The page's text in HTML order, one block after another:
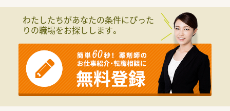
■1店舗2ライン制により専門業務を分担しているので、日用雑
貨の商品補充や店舗の売上利益にとらわれることなく、調剤業務
やOTCカウンセリングなど「薬剤師の仕事」に集中することがで
きます。
■育休休業を3歳まで延長できる制度、時短勤務は子供が中学1
年生になるまで、復職フォロー制度など育児支援が充実していま
す。
■医薬品・化粧品・日用雑貨などを社員価格で購入できる「社員購
買割引制度」や「奨学金返済サポート制度」、「定期 健康診断・人
間ドッグ・がん検診補助制度」など各種福利制度も充実。
わたしたちがあなたの条件にぴった
りの職場をお探しします。